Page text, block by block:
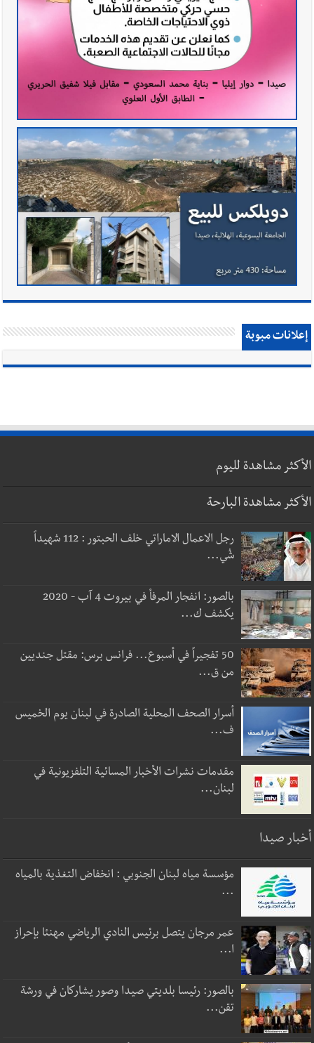
إعلانات مبوبة
الأكثر مشاهدة لليوم
الأكثر مشاهدة البارحة
رجل الاعمال الاماراتي خلف الحبتور : 112 شهيداً
شُي...
بالصور: انفجار المرفأ في بيروت 4 آب - 2020
يكشف ك...
50 تفجيراً في أسبوع... فرانس برس: مقتل جنديين
من ق...
أسرار الصحف المحلية الصادرة في لبنان يوم الخميس
ف...
مقدمات نشرات الأخبار المسائية التلفزيونية في
لبنان...
أخبار صيدا
مؤسسة مياه لبنان الجنوبي : انخفاض التغذية بالمياه
...
عمر مرجان يتصل برئيس النادي الرياضي مهنئا بإحراز
ا...
بالصور: رئيسا بلديتي صيدا وصور يشاركان في ورشة
تقن...